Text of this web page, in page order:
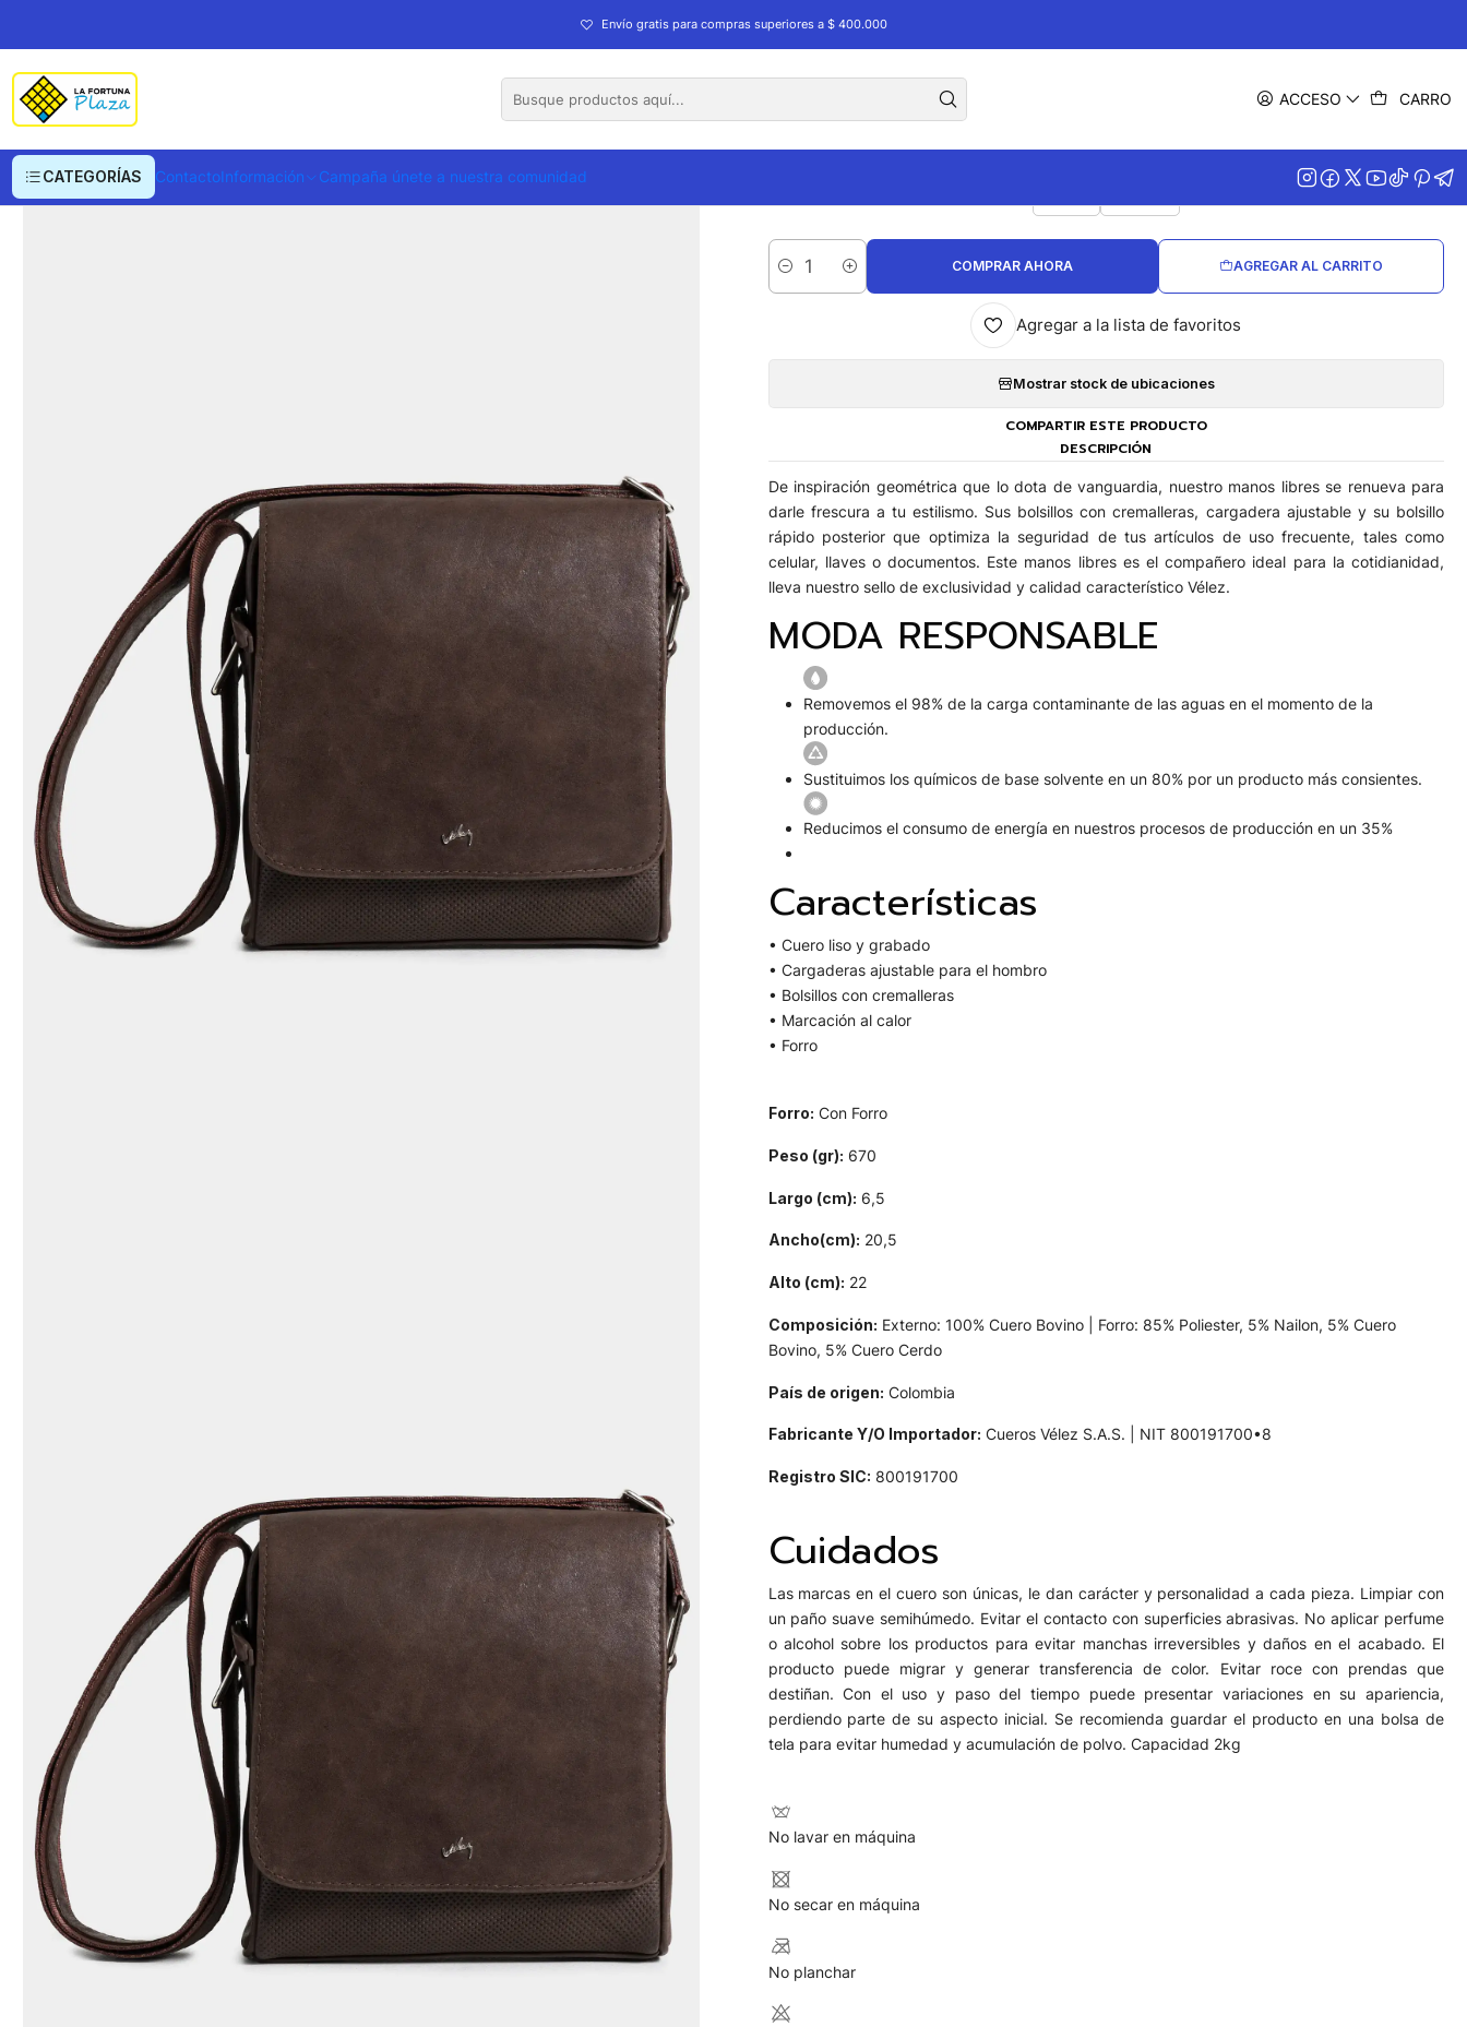
ACCESO CARRO
CATEGORÍAS ContactoInformación Campaña únete a nuestra comunidad
Envío gratis para compras superiores a $ 400.000
Bandolera Velez Remin 2 Digital
Bandolera Velez Remin 2 Digital
Cantidad
AGREGAR AL CARRITO
COMPRAR AHORA
Agregar a la lista de favoritos
Mostrar stock de ubicaciones
COMPARTIR ESTE PRODUCTO
DESCRIPCIÓN
De inspiración geométrica que lo dota de vanguardia, nuestro manos libres se renueva para
darle frescura a tu estilismo. Sus bolsillos con cremalleras, cargadera ajustable y su bolsillo
rápido posterior que optimiza la seguridad de tus artículos de uso frecuente, tales como
celular, llaves o documentos. Este manos libres es el compañero ideal para la cotidianidad,
lleva nuestro sello de exclusividad y calidad característico Vélez.
MODA RESPONSABLE
Removemos el 98% de la carga contaminante de las aguas en el momento de la
producción.
Sustituimos los químicos de base solvente en un 80% por un producto más consientes.
Reducimos el consumo de energía en nuestros procesos de producción en un 35%
Características
• Cuero liso y grabado
• Cargaderas ajustable para el hombro
• Bolsillos con cremalleras
• Marcación al calor
• Forro
Forro: Con Forro
Peso (gr): 670
Largo (cm): 6,5
Ancho(cm): 20,5
Alto (cm): 22
Composición: Externo: 100% Cuero Bovino | Forro: 85% Poliester, 5% Nailon, 5% Cuero
Bovino, 5% Cuero Cerdo
País de origen: Colombia
Fabricante Y/O Importador: Cueros Vélez S.A.S. | NIT 800191700•8
Registro SIC: 800191700
Cuidados
Las marcas en el cuero son únicas, le dan carácter y personalidad a cada pieza. Limpiar con
un paño suave semihúmedo. Evitar el contacto con superficies abrasivas. No aplicar perfume
o alcohol sobre los productos para evitar manchas irreversibles y daños en el acabado. El
producto puede migrar y generar transferencia de color. Evitar roce con prendas que
destiñan. Con el uso y paso del tiempo puede presentar variaciones en su apariencia,
perdiendo parte de su aspecto inicial. Se recomienda guardar el producto en una bolsa de
tela para evitar humedad y acumulación de polvo. Capacidad 2kg
No lavar en máquina
No secar en máquina
No planchar